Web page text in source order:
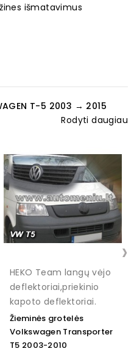
išmatavimus
T-5 2003 → 2015
Rodyti daugiau
HEKO Team langų vėjo
deflektoriai,priekinio
kapoto deflektoriai.
Žieminės grotelės
Volkswagen Transporter
T5 2003-2010
›